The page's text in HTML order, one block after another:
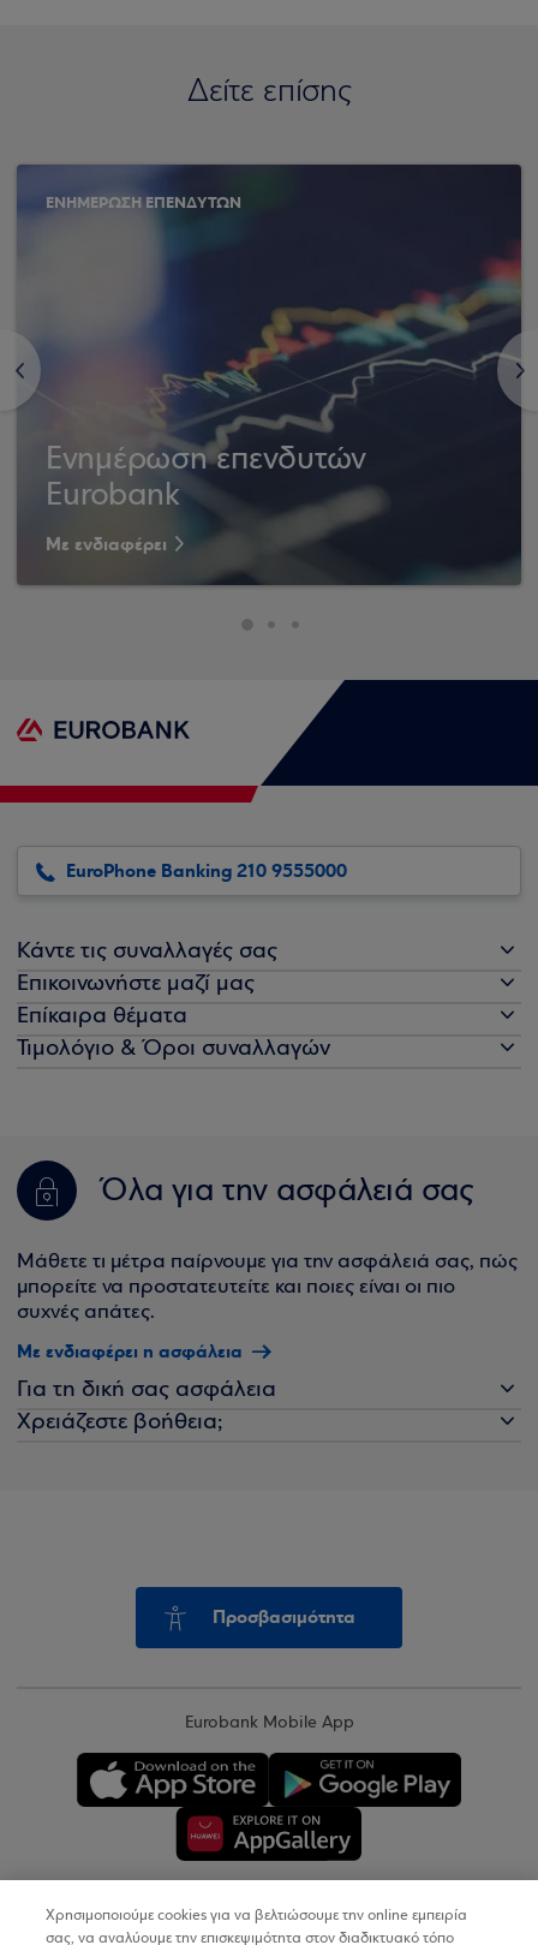
Δείτε επίσης
<
ΕΝΗΜΕΡΩΣΗ ΕΠΕΝΔΥΤΩΝ
Ενημέρωση επενδυτών
Eurobank
Με ενδιαφέρει
>
EuroPhone Banking 210 9555000
Κάντε τις συναλλαγές σας
Επικοινωνήστε μαζί μας
Επίκαιρα θέματα
Τιμολόγιο & Όροι συναλλαγών
Όλα για την ασφάλειά σας
Μάθετε τι μέτρα παίρνουμε για την ασφάλειά σας, πώς
μπορείτε να προστατευτείτε και ποιες είναι οι πιο
συχνές απάτες.
Με ενδιαφέρει η ασφάλεια
Για τη δική σας ασφάλεια
Χρειάζεστε βοήθεια;
Προσβασιμότητα
Eurobank Mobile App
Copyright © 2026
Χρησιμοποιούμε cookies για να βελτιώσουμε την online εμπειρία
σας, να αναλύουμε την επισκεψιμότητα στον διαδικτυακό τόπο